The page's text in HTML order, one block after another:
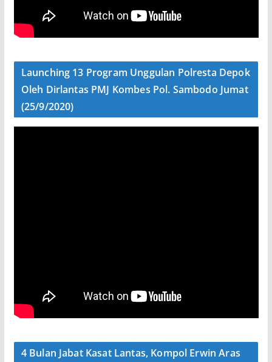
Launching 13 Program Unggulan Polresta Depok
Oleh Dirlantas PMJ Kombes Pol. Sambodo Jumat
(25/9/2020)
4 Bulan Jabat Kasat Lantas, Kompol Erwin Aras